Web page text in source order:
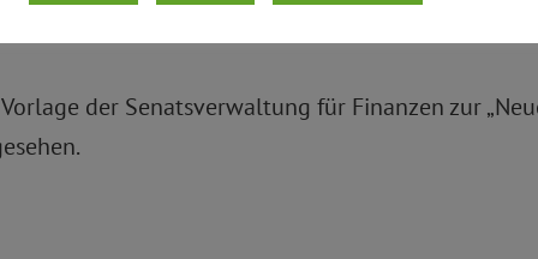
der Senatsverwaltung für Finanzen zur